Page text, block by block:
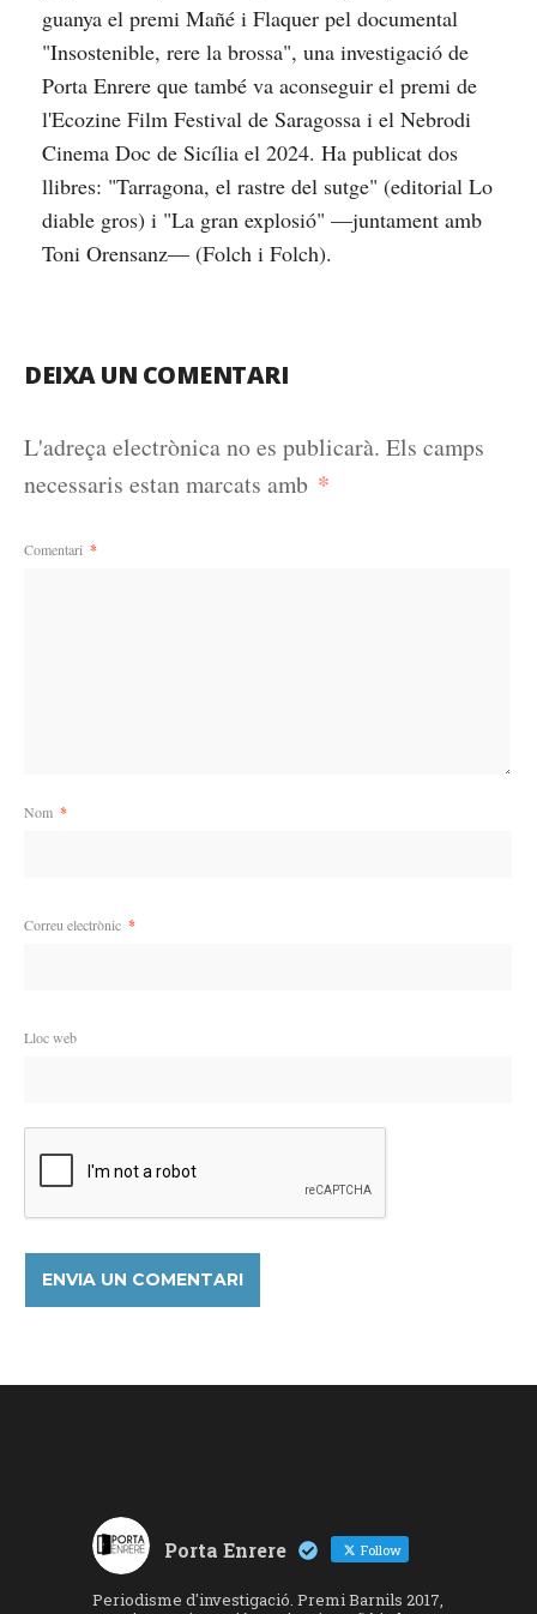
guanya el premi Mañé i Flaquer pel documental
"Insostenible, rere la brossa", una investigació de
Porta Enrere que també va aconseguir el premi de
l'Ecozine Film Festival de Saragossa i el Nebrodi
Cinema Doc de Sicília el 2024. Ha publicat dos
llibres: "Tarragona, el rastre del sutge" (editorial Lo
diable gros) i "La gran explosió" —juntament amb
Toni Orensanz— (Folch i Folch).
DEIXA UN COMENTARI
L'adreça electrònica no es publicarà. Els camps
necessaris estan marcats amb *
Comentari *
Nom *
Correu electrònic *
Lloc web
Porta Enrere Follow
Periodisme d'investigació. Premi Barnils 2017,